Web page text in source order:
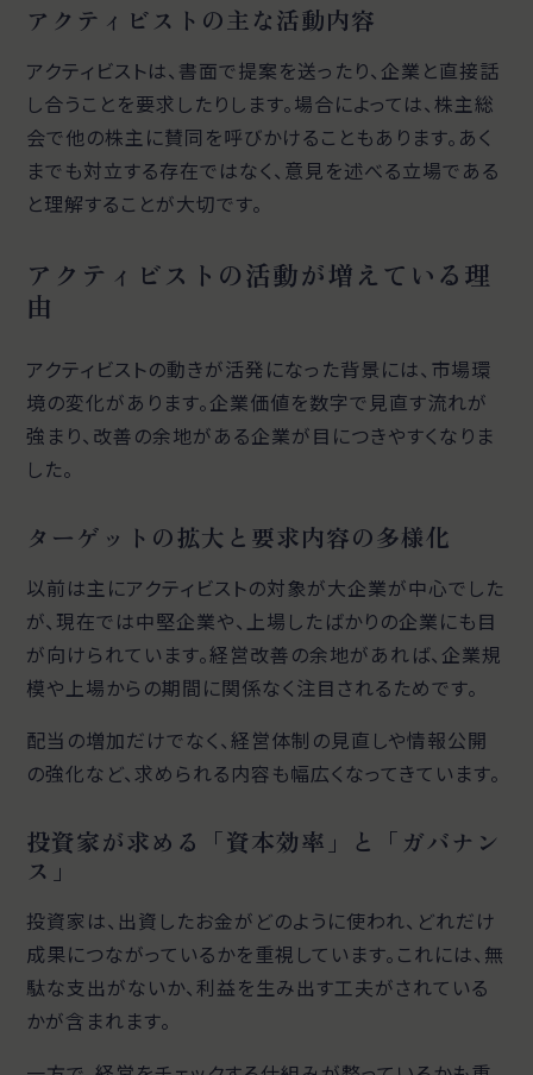
アクティビストの主な活動内容
アクティビストは、書面で提案を送ったり、企業と直接話
し合うことを要求したりします。場合によっては、株主総
会で他の株主に賛同を呼びかけることもあります。あく
までも対立する存在ではなく、意見を述べる立場である
と理解することが大切です。
アクティビストの活動が増えている理
由
アクティビストの動きが活発になった背景には、市場環
境の変化があります。企業価値を数字で見直す流れが
強まり、改善の余地がある企業が目につきやすくなりま
した。
ターゲットの拡大と要求内容の多様化
以前は主にアクティビストの対象が大企業が中心でした
が、現在では中堅企業や、上場したばかりの企業にも目
が向けられています。経営改善の余地があれば、企業規
模や上場からの期間に関係なく注目されるためです。
配当の増加だけでなく、経営体制の見直しや情報公開
の強化など、求められる内容も幅広くなってきています。
投資家が求める「資本効率」と「ガバナン
ス」
投資家は、出資したお金がどのように使われ、どれだけ
成果につながっているかを重視しています。これには、無
駄な支出がないか、利益を生み出す工夫がされている
かが含まれます。